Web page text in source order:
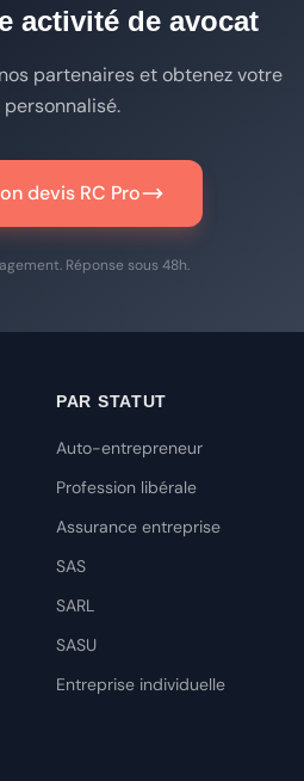
activité de avocat
partenaires et obtenez votre
devis RC Pro
Réponse sous 48h.
PAR STATUT
Auto-entrepreneur
Profession libérale
Assurance entreprise
SAS
SARL
SASU
Entreprise individuelle